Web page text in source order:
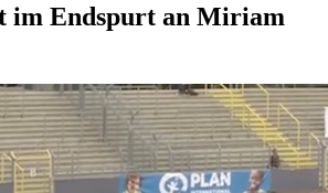
im Endspurt an Miriam